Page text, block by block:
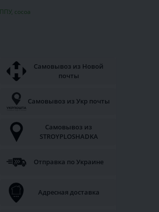
cocoa
Самовывоз из Новой
почты
Самовывоз из Укр почты
Самовывоз из
STROYPLOSHADKA
Отправка по Украине
Адресная доставка